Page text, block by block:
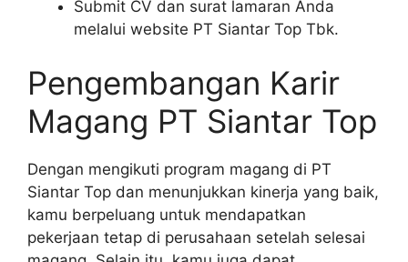
Submit CV dan surat lamaran Anda
melalui website PT Siantar Top Tbk.
Pengembangan Karir
Magang PT Siantar Top
Dengan mengikuti program magang di PT
Siantar Top dan menunjukkan kinerja yang baik,
kamu berpeluang untuk mendapatkan
pekerjaan tetap di perusahaan setelah selesai